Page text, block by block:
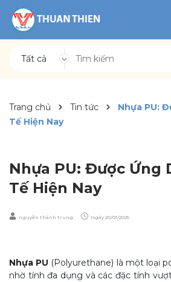
Tất cả
Trang chủ Tin tức
Nhựa PU:
Tế Hiện Nay
Nhựa PU: Được Ứng
Tế Hiện Nay
nguyễn thành trung Ngày 20/01/2025
Nhựa PU (Polyurethane) là một loại
nhờ tính đa dụng và các đặc tính